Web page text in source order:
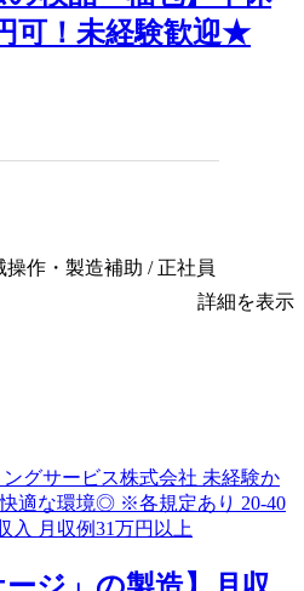
可！未経験歓迎★
作・製造補助 / 正社員
詳細を表示